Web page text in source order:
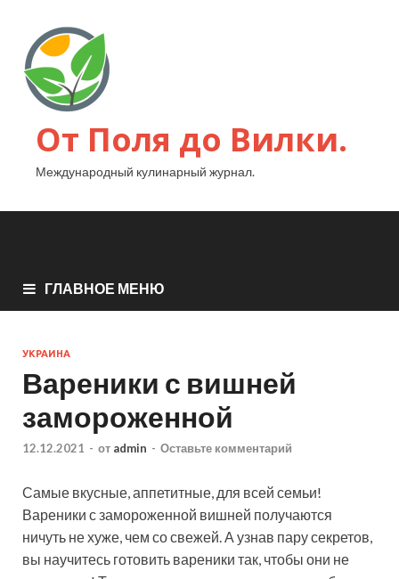
От Поля до Вилки.
Международный кулинарный журнал.
ГЛАВНОЕ МЕНЮ
УКРАИНА
Вареники с вишней
замороженной
12.12.2021 - от admin - Оставьте комментарий
Самые вкусные, аппетитные, для всей семьи!
Вареники с замороженной вишней получаются
ничуть не хуже, чем со свежей. А узнав пару секретов,
вы научитесь готовить вареники так, чтобы они не